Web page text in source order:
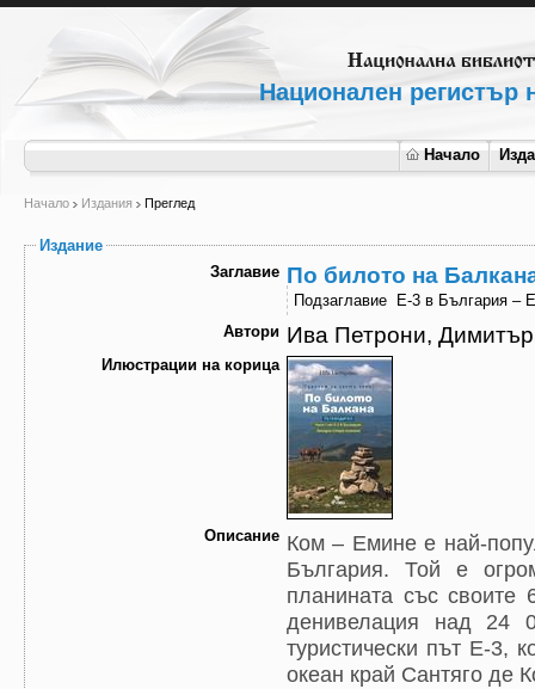
Национален регистър
Начало
Начало Издания Преглед
Издание
Заглавие По билото на
Подзаглавие
Е-3 в България –
Автори Ива Петрони,
Илюстрации на корица
Описание Ком – Емине е най-
България. Той е
планината със своите
денивелация над 24
туристически път Е-3,
океан край Сантяго де